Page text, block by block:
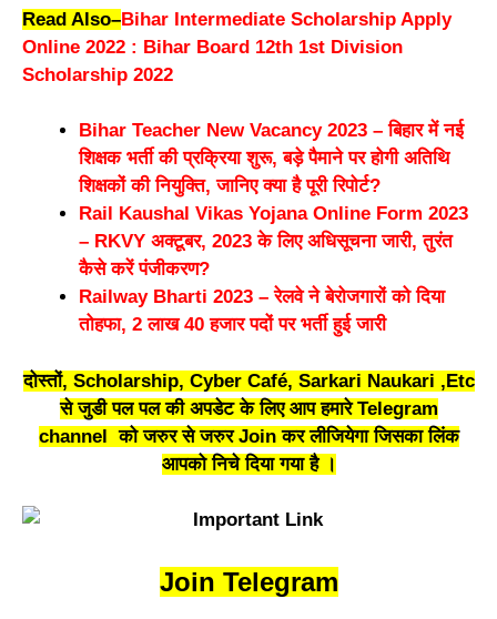
Read Also–Bihar Intermediate Scholarship Apply
Online 2022 : Bihar Board 12th 1st Division
Scholarship 2022
Bihar Teacher New Vacancy 2023 – बिहार में नई
शिक्षक भर्ती की प्रक्रिया शुरू, बड़े पैमाने पर होगी अतिथि
शिक्षकों की नियुक्ति, जानिए क्या है पूरी रिपोर्ट?
Rail Kaushal Vikas Yojana Online Form 2023
– RKVY अक्टूबर, 2023 के लिए अधिसूचना जारी, तुरंत
कैसे करें पंजीकरण?
Railway Bharti 2023 – रेलवे ने बेरोजगारों को दिया
तोहफा, 2 लाख 40 हजार पदों पर भर्ती हुई जारी
दोस्तों, Scholarship, Cyber Café, Sarkari Naukari ,Etc
से जुडी पल पल की अपडेट के लिए आप हमारे Telegram
channel को जरुर से जरुर Join कर लीजियेगा जिसका लिंक
आपको निचे दिया गया है ।
Join Telegram